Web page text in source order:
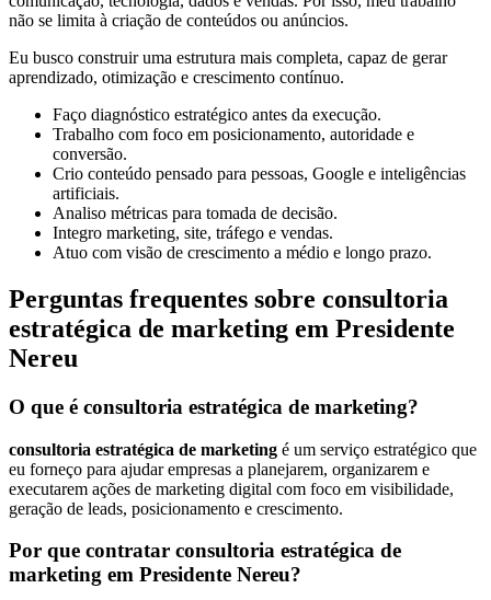
não se limita à criação de conteúdos ou anúncios.
Eu busco construir uma estrutura mais completa, capaz de gerar
aprendizado, otimização e crescimento contínuo.
Faço diagnóstico estratégico antes da execução.
Trabalho com foco em posicionamento, autoridade e
conversão.
Crio conteúdo pensado para pessoas, Google e inteligências
artificiais.
Analiso métricas para tomada de decisão.
Integro marketing, site, tráfego e vendas.
Atuo com visão de crescimento a médio e longo prazo.
Perguntas frequentes sobre consultoria
estratégica de marketing em Presidente
Nereu
O que é consultoria estratégica de marketing?
consultoria estratégica de marketing é um serviço estratégico que
eu forneço para ajudar empresas a planejarem, organizarem e
executarem ações de marketing digital com foco em visibilidade,
geração de leads, posicionamento e crescimento.
Por que contratar consultoria estratégica de
marketing em Presidente Nereu?